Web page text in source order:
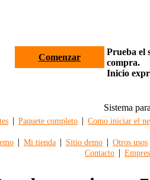
Comenzar
Prueba el
compra.
Inicio
Sistema
| Paquete completo | Como iniciar el
| Mi tienda | Sitio demo | Otros usos
Contacto |